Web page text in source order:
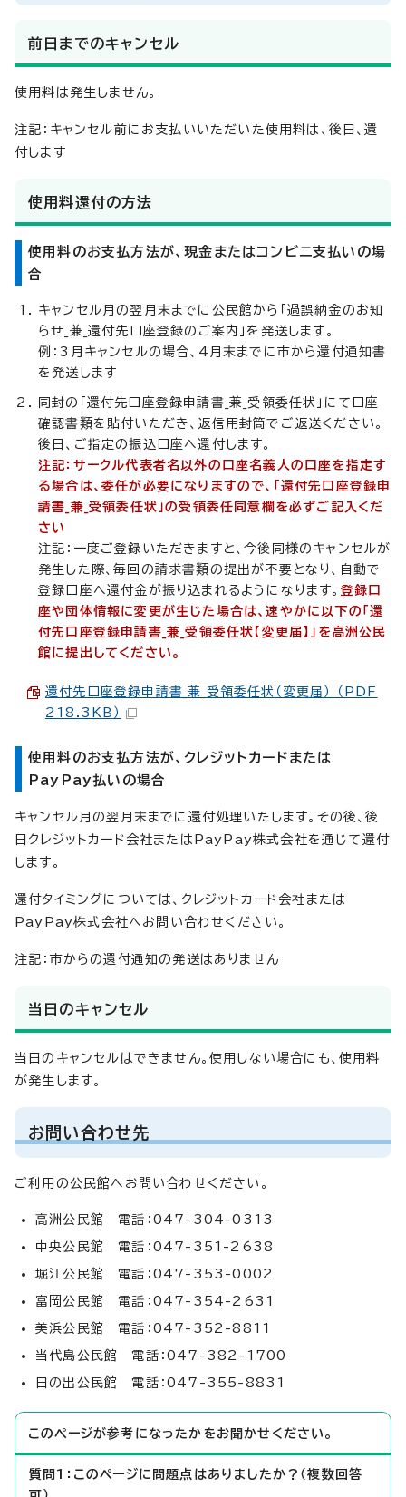
前日までのキャンセル
使用料は発生しません。
注記：キャンセル前にお支払いいただいた使用料は、後日、還
付します
使用料還付の方法
使用料のお支払方法が、現金またはコンビニ支払いの場
合
キャンセル月の翌月末までに公民館から「過誤納金のお知
らせ_兼_還付先口座登録のご案内」を発送します。
例：3月キャンセルの場合、4月末までに市から還付通知書
を発送します
同封の「還付先口座登録申請書_兼_受領委任状」にて口座
確認書類を貼付いただき、返信用封筒でご返送ください。
後日、ご指定の振込口座へ還付します。
注記：サークル代表者名以外の口座名義人の口座を指定す
る場合は、委任が必要になりますので、「還付先口座登録申
請書_兼_受領委任状」の受領委任同意欄を必ずご記入くだ
さい
注記：一度ご登録いただきますと、今後同様のキャンセルが
発生した際、毎回の請求書類の提出が不要となり、自動で
登録口座へ還付金が振り込まれるようになります。登録口
座や団体情報に変更が生じた場合は、速やかに以下の「還
付先口座登録申請書_兼_受領委任状【変更届】」を高洲公民
館に提出してください。
還付先口座登録申請書_兼_受領委任状（変更届） （PDF
218.3KB）
使用料のお支払方法が、クレジットカードまたは
PayPay払いの場合
キャンセル月の翌月末までに還付処理いたします。その後、後
日クレジットカード会社またはPayPay株式会社を通じて還付
します。
還付タイミングについては、クレジットカード会社または
PayPay株式会社へお問い合わせください。
注記：市からの還付通知の発送はありません
当日のキャンセル
当日のキャンセルはできません。使用しない場合にも、使用料
が発生します。
お問い合わせ先
ご利用の公民館へお問い合わせください。
高洲公民館 電話：047-304-0313
中央公民館 電話：047-351-2638
堀江公民館 電話：047-353-0002
富岡公民館 電話：047-354-2631
美浜公民館 電話：047-352-8811
当代島公民館 電話：047-382-1700
日の出公民館 電話：047-355-8831
このページが参考になったかをお聞かせください。
質問1：このページに問題点はありましたか？（複数回答